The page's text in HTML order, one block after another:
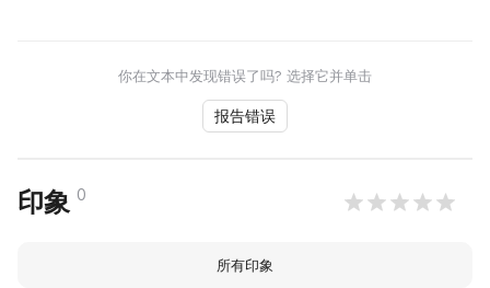
你在文本中发现错误了吗? 选择它并单击
报告错误
印象 0
所有印象